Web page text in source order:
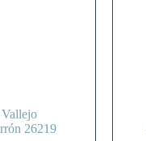
Vallejo
26219